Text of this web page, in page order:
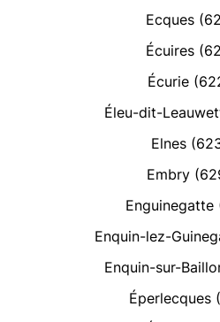
Ecques
Écuires
Écurie
Éleu-dit-
Elnes
Embry
Enguinegatte
Enquin-lez-
Enquin-sur-
Éperlecques